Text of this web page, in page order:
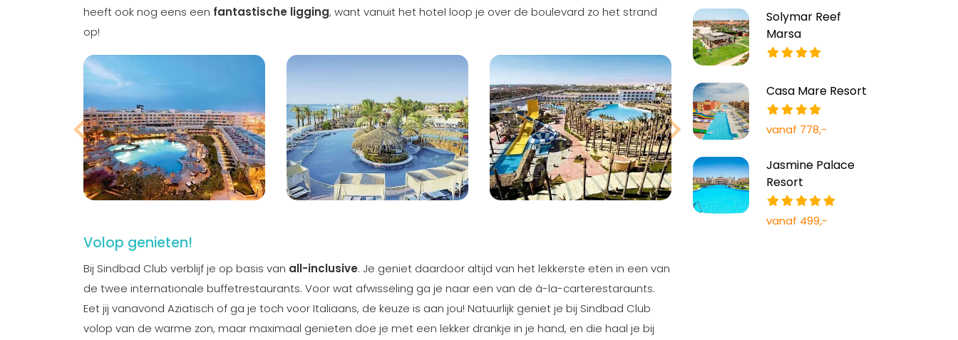
heeft ook nog eens een fantastische ligging, want vanuit het hotel loop je over de boulevard zo het strand
op!
Volop genieten!
Bij Sindbad Club verblijf je op basis van all-inclusive. Je geniet daardoor altijd van het lekkerste eten in een van
de twee internationale buffetrestaurants. Voor wat afwisseling ga je naar een van de à-la-carterestaraunts.
Eet jij vanavond Aziatisch of ga je toch voor Italiaans, de keuze is aan jou! Natuurlijk geniet je bij Sindbad Club
volop van de warme zon, maar maximaal genieten doe je met een lekker drankje in je hand, en die haal je bij
Solymar Reef
Marsa
Casa Mare Resort
vanaf 778,-
Jasmine Palace
Resort
vanaf 499,-